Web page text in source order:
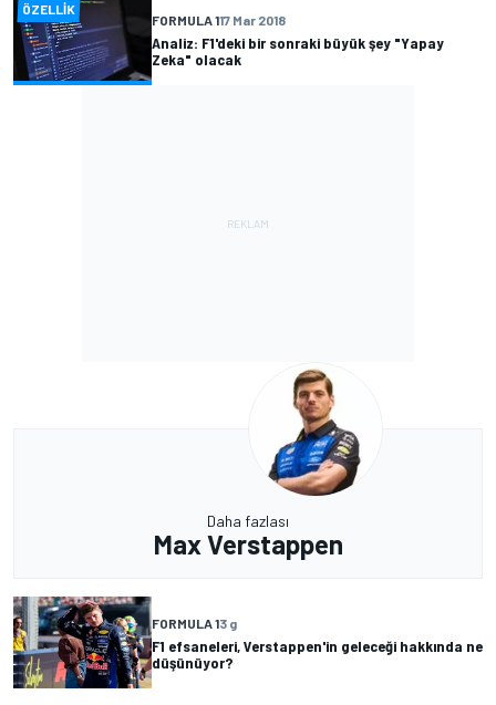
ÖZELLIK
FORMULA 117 Mar 2018
Analiz: F1'deki bir sonraki büyük şey "Yapay
Zeka" olacak
Daha fazlası
Max Verstappen
FORMULA 13 g
F1 efsaneleri, Verstappen'in geleceği hakkında ne
düşünüyor?